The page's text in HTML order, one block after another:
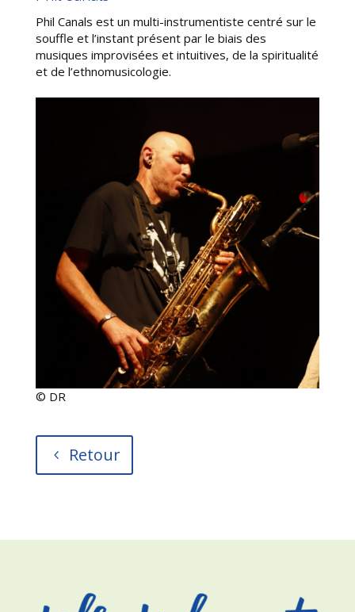
Phil Canals est un multi-instrumentiste centré sur le
souffle et l’instant présent par le biais des
musiques improvisées et intuitives, de la spiritualité
et de l’ethnomusicologie.
© DR
Retour